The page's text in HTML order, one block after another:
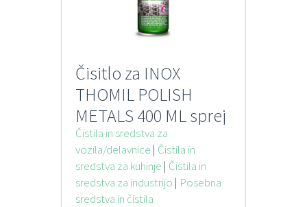
Čisitlo za INOX
THOMIL POLISH
METALS 400 ML sprej
za čiščenje in
poliranje kovin
Čistila in sredstva za
vozila/delavnice | Čistila in
sredstva za kuhinje | Čistila in
sredstva za industrijo | Posebna
sredstva in čistila